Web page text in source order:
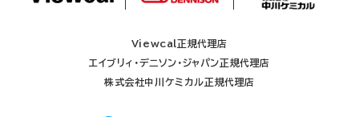
Viewcal正規代理店
エイブリィ・デニソン・ジャパン正規代理店
株式会社中川ケミカル正規代理店